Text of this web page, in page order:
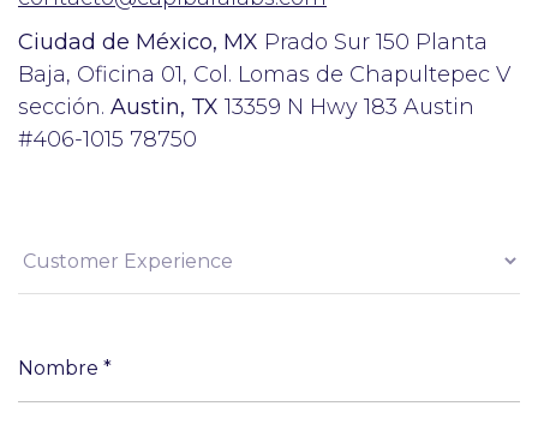
Ciudad de México, MX Prado Sur 150 Planta
Baja, Oficina 01, Col. Lomas de Chapultepec V
sección. Austin, TX 13359 N Hwy 183 Austin
#406-1015 78750